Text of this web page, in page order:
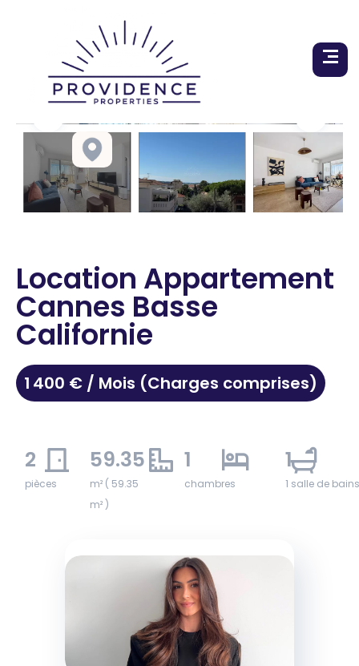
Location Appartement
Cannes Basse
Californie
1 400 € / Mois (Charges comprises)
2
pièces
59.35
m² ( 59.35
m² )
1
chambres
1
1 salle de bains